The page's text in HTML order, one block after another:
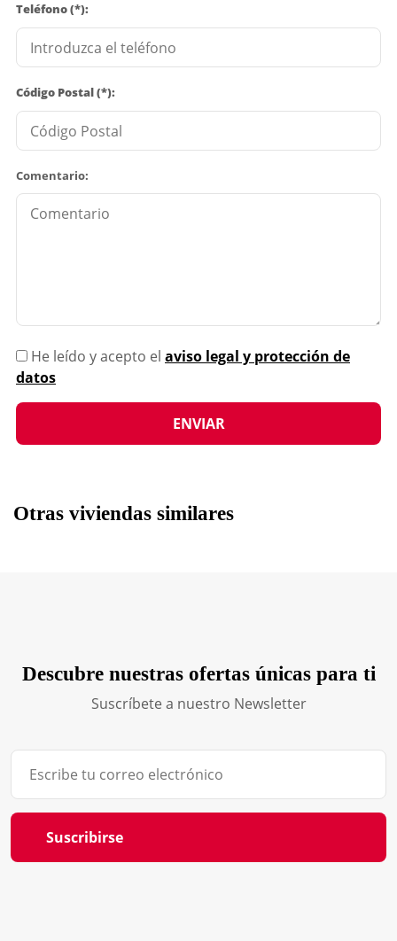
Teléfono (*):
Código Postal (*):
Comentario:
He leído y acepto el aviso legal y protección de
datos
Otras viviendas similares
Descubre nuestras ofertas únicas para ti
Suscríbete a nuestro Newsletter
Suscribirse